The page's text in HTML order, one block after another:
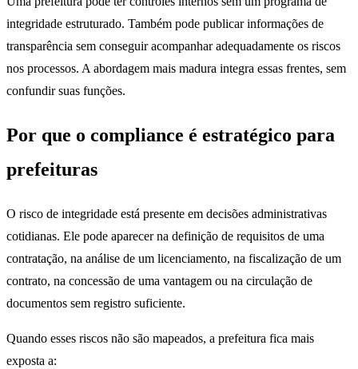
integridade estruturado. Também pode publicar informações de
transparência sem conseguir acompanhar adequadamente os riscos
nos processos. A abordagem mais madura integra essas frentes, sem
confundir suas funções.
Por que o compliance é estratégico para
prefeituras
O risco de integridade está presente em decisões administrativas
cotidianas. Ele pode aparecer na definição de requisitos de uma
contratação, na análise de um licenciamento, na fiscalização de um
contrato, na concessão de uma vantagem ou na circulação de
documentos sem registro suficiente.
Quando esses riscos não são mapeados, a prefeitura fica mais
exposta a: